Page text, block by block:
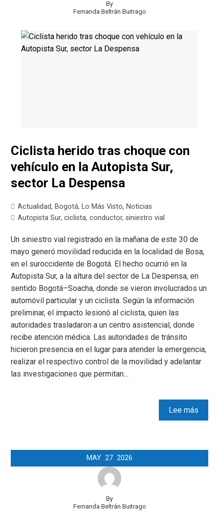
By
Fernanda Beltrán Buitrago
Ciclista herido tras choque con
vehículo en la Autopista Sur,
sector La Despensa
Actualidad, Bogotá, Lo Más Visto, Noticias
Autopista Sur,ciclista,conductor,siniestro vial
Un siniestro vial registrado en la mañana de este 30 de
mayo generó movilidad reducida en la localidad de Bosa,
en el suroccidente de Bogotá. El hecho ocurrió en la
Autopista Sur, a la altura del sector de La Despensa, en
sentido Bogotá–Soacha, donde se vieron involucrados un
automóvil particular y un ciclista. Según la información
preliminar, el impacto lesionó al ciclista, quien las
autoridades trasladaron a un centro asistencial, donde
recibe atención médica. Las autoridades de tránsito
hicieron presencia en el lugar para atender la emergencia,
realizar el respectivo control de la movilidad y adelantar
las investigaciones que permitan…
Lee más
MAY 27 2026
By
Fernanda Beltrán Buitrago